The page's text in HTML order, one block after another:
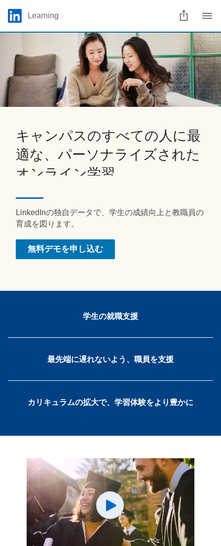
Skip to main content
LinkedIn Logo
Learning
キャンパスのすべての人に最
適な、パーソナライズされた
オンライン学習
LinkedInの独自データで、学生の成績向上と教職員の
育成を図ります。
無料デモを申し込む
学生の就職支援
最先端に遅れないよう、職員を支援
カリキュラムの拡大で、学習体験をより豊かに